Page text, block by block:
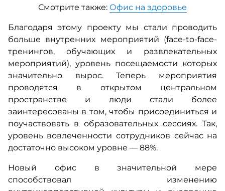
Смотрите также: Офис на здоровье
Благодаря этому проекту мы стали проводить
больше внутренних мероприятий (face-to-face-
тренингов, обучающих и развлекательных
мероприятий), уровень посещаемости которых
значительно вырос. Теперь мероприятия
проводятся в открытом центральном
пространстве и люди стали более
заинтересованы в том, чтобы присоединиться и
поучаствовать в образовательных сессиях. Так,
уровень вовлеченности сотрудников сейчас на
достаточно высоком уровне — 88%.
Новый офис в значительной мере
способствовал изменению